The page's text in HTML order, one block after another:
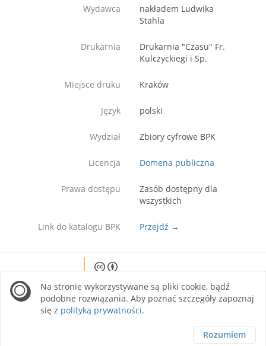
Wydawca
nakładem Ludwika
Stahla
Drukarnia
Drukarnia "Czasu" Fr.
Kulczyckiegi i Sp.
Miejsce druku Kraków
Język polski
Wydział Zbiory cyfrowe BPK
Licencja Domena publiczna
Prawa dostępu
Zasób dostępny dla
wszystkich
Link do katalogu BPK Przejdź →
site is licensed under a Creative Commons
Attribution 4.0 International license.
Na stronie wykorzystywane są pliki cookie, bądź
podobne rozwiązania. Aby poznać szczegóły zapoznaj
się z polityką prywatności.
Rozumiem